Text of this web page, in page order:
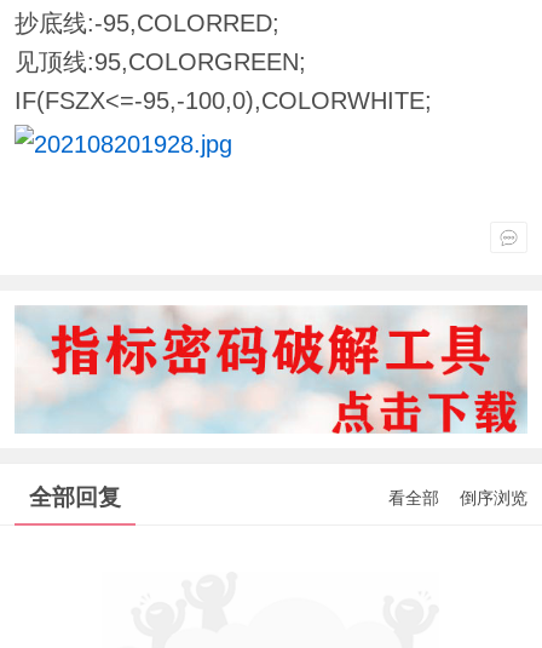
抄底线:-95,COLORRED;
见顶线:95,COLORGREEN;
IF(FSZX<=-95,-100,0),COLORWHITE;
全部回复 看全部 倒序浏览